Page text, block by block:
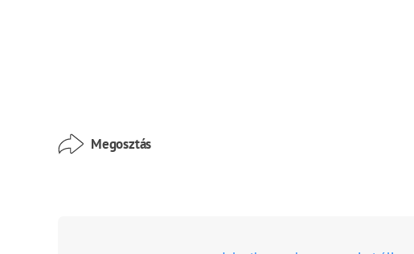
Megosztás